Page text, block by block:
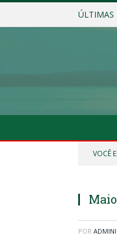
ÚLTIMAS
VOCÊ
POR